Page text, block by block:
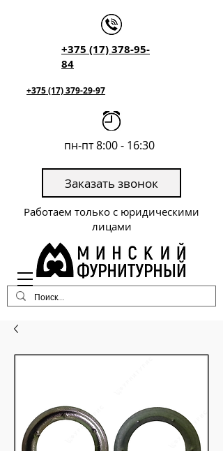
+375 (17) 378-95-
84
Заказать звонок
пн-пт 8:00 - 16:30
Работаем только с юридическими
лицами
+375 (17) 379-29-97